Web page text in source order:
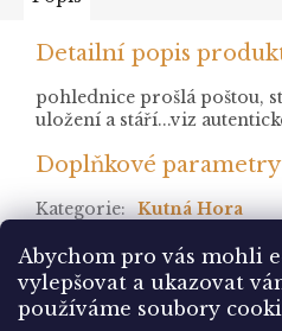
Abychom pro vás mohli
vylepšovat a ukazovat
používáme soubory
Detailní popis
pohlednice prošlá poštou,
uložení a stáří...viz
Doplňkové parametry
Kategorie: Kutná Hora